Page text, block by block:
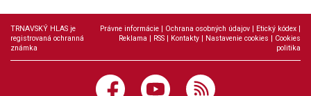
TRNAVSKÝ HLAS je
registrovaná ochranná
známka
Právne informácie Ochrana osobných údajov Etický kódex
Reklama
RSS Kontakty Nastavenie cookies
Cookies
politika